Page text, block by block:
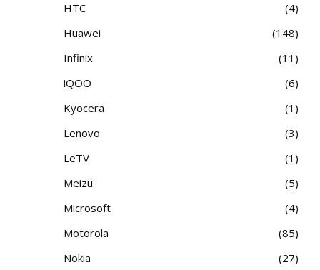
HTC
4
Huawei
148
Infinix
11
iQOO
6
Kyocera
1
Lenovo
3
LeTV
1
Meizu
5
Microsoft
4
Motorola
85
Nokia
27